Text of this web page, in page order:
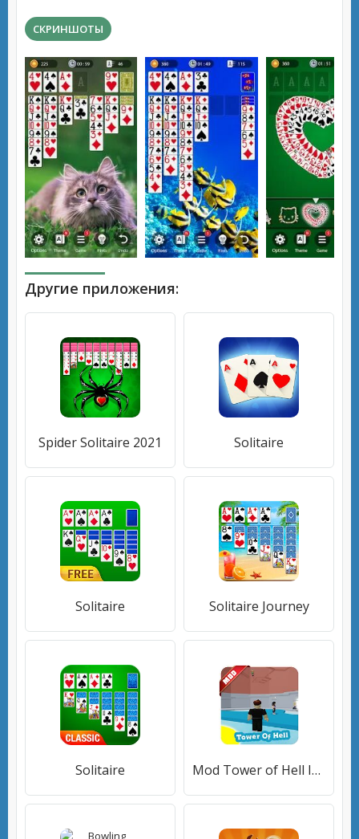
СКРИНШОТЫ
Другие приложения:
Spider Solitaire 2021 Solitaire
Solitaire Solitaire Journey
Solitaire Mod Tower of Hell Instructions (Unofficial)